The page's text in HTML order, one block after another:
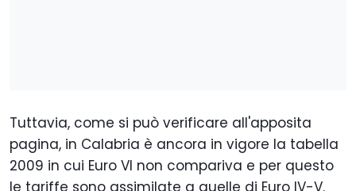
Tuttavia, come si può verificare all'apposita
pagina, in Calabria è ancora in vigore la tabella
2009 in cui Euro VI non compariva e per questo